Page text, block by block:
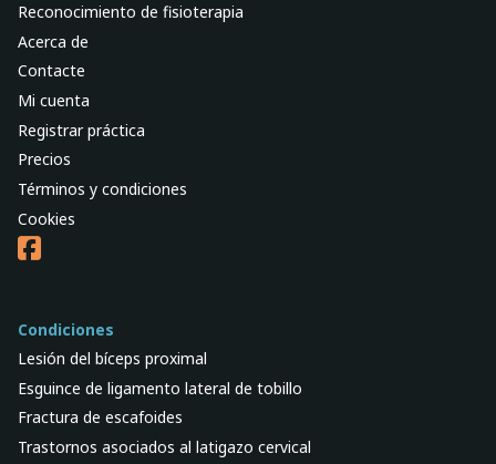
Reconocimiento de fisioterapia
Acerca de
Contacte
Mi cuenta
Registrar práctica
Precios
Términos y condiciones
Cookies
Condiciones
Lesión del bíceps proximal
Esguince de ligamento lateral de tobillo
Fractura de escafoides
Trastornos asociados al latigazo cervical